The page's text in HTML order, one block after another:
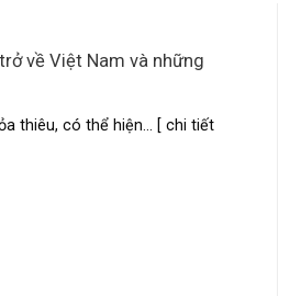
về Việt Nam và những
thiêu, có thể hiện... [ chi tiết